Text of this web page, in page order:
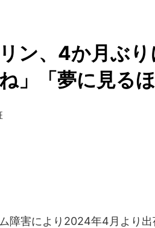
ン、4か月ぶ
」「夢に見る
障害により2024年4月より